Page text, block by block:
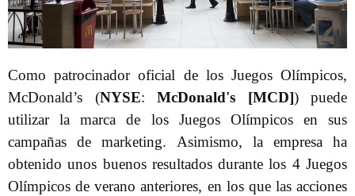
Como patrocinador oficial de los Juegos Olímpicos,
McDonald’s (NYSE: McDonald's [MCD]) puede
utilizar la marca de los Juegos Olímpicos en sus
campañas de marketing. Asimismo, la empresa ha
obtenido unos buenos resultados durante los 4 Juegos
Olímpicos de verano anteriores, en los que las acciones